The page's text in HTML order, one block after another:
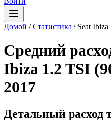
Домой / Статистика / Seat
Средний
Ibiza 1.2 TSI
2017
Детальный расход